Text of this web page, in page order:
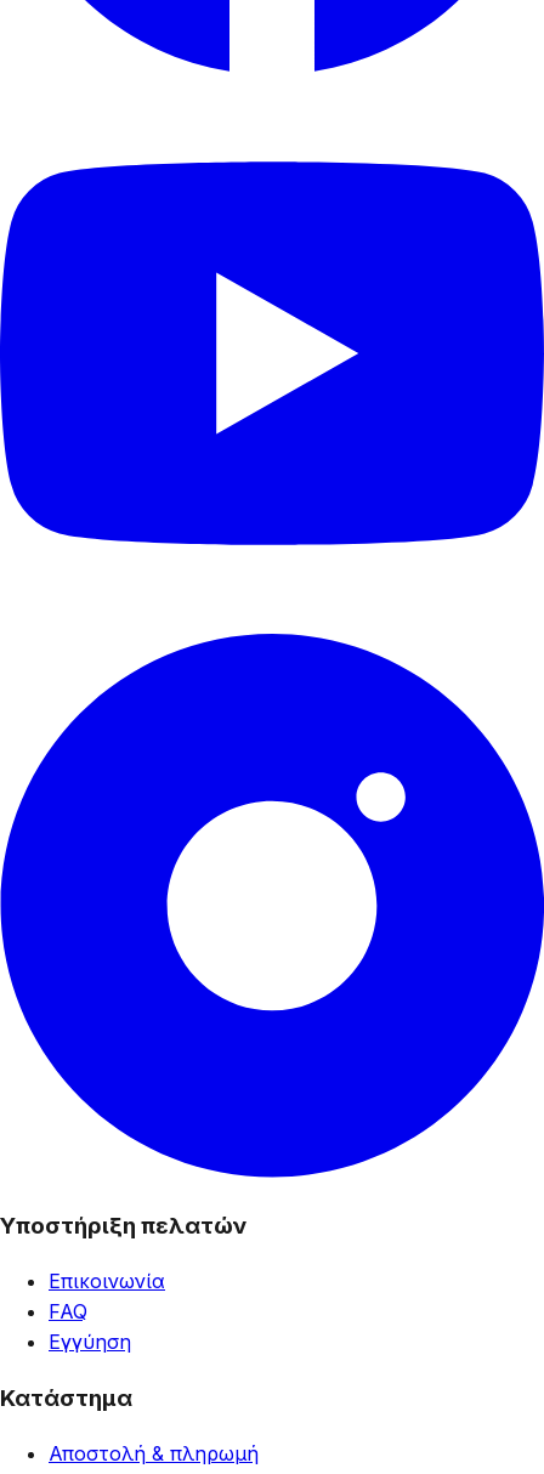
Υποστήριξη πελατών
Επικοινωνία
FAQ
Εγγύηση
Κατάστημα
Αποστολή & πληρωμή